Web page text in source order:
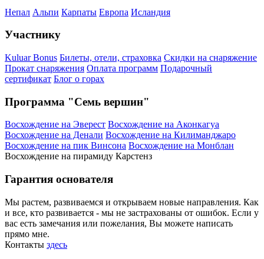
Непал Альпи Карпаты Европа Исландия
Участнику
Kuluar Bonus Билеты, отели, страховка Скидки на снаряжение
Прокат снаряжения Оплата программ Подарочный
сертификат Блог о горах
Программа "Семь вершин"
Восхождение на Эверест Восхождение на Аконкагуа
Восхождение на Денали Восхождение на Килиманджаро
Восхождение на пик Винсона Восхождение на Монблан
Восхождение на пирамиду Карстенз
Гарантия основателя
Мы растем, развиваемся и открываем новые направления. Как
и все, кто развивается - мы не застрахованы от ошибок. Если у
вас есть замечания или пожелания, Вы можете написать
прямо мне.
Контакты здесь